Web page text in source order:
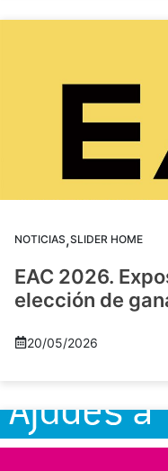
NOTICIAS,SLIDER HOME
EAC 2026.
elección de
20/05/2026